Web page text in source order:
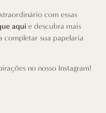
com essas
aqui e descubra mais
completar sua papelaria
no nosso Instagram!